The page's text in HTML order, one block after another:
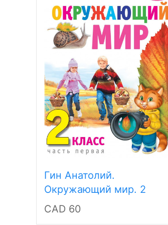
Гин Анатолий.
Окружающий мир. 2
класс. Учебник (комплект
CAD 60